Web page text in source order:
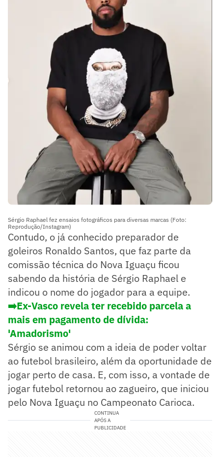
Sérgio Raphael fez ensaios fotográficos para diversas marcas (Foto:
Reprodução/Instagram)
Contudo, o já conhecido preparador de
goleiros Ronaldo Santos, que faz parte da
comissão técnica do Nova Iguaçu ficou
sabendo da história de Sérgio Raphael e
indicou o nome do jogador para a equipe.
➡️Ex-Vasco revela ter recebido parcela a
mais em pagamento de dívida:
'Amadorismo'
Sérgio se animou com a ideia de poder voltar
ao futebol brasileiro, além da oportunidade de
jogar perto de casa. E, com isso, a vontade de
jogar futebol retornou ao zagueiro, que iniciou
pelo Nova Iguaçu no Campeonato Carioca.
CONTINUA
APÓS A
PUBLICIDADE